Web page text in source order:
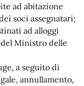
ad abitazione
soci assegnatari;
ad alloggi
Ministro delle
a seguito di
annullamento,